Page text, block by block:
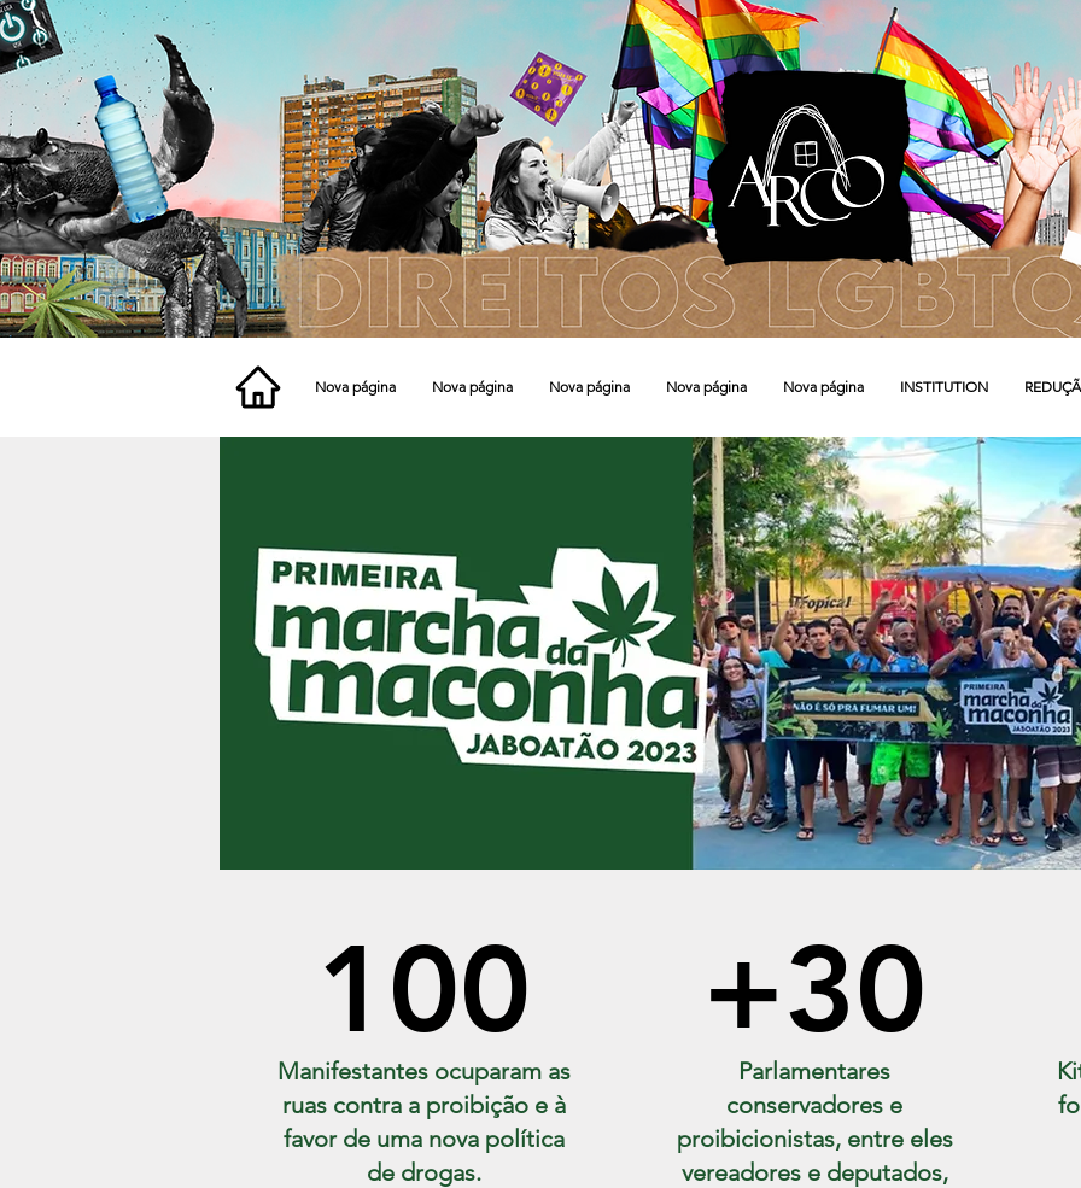
Nova página Nova página Nova página Nova página Nova página INSTITUTION
100
Manifestantes ocuparam as
ruas contra a proibição e à
favor de uma nova política
de drogas.
+30
Parlamentares
conservadores e
proibicionistas, entre eles
vereadores e deputados,